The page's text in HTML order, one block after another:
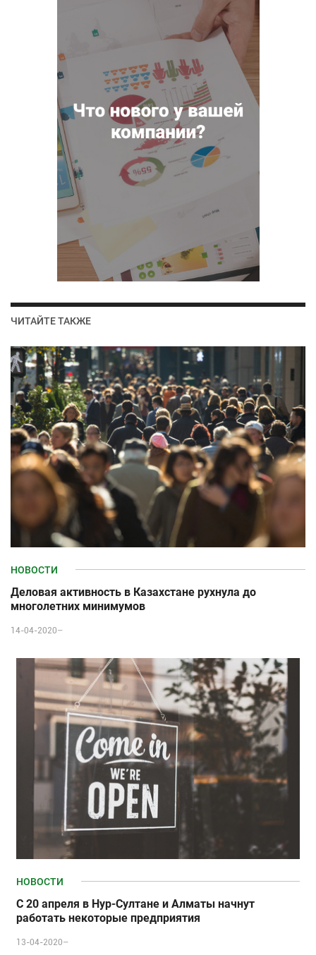
ЧИТАЙТЕ ТАКЖЕ
НОВОСТИ
Деловая активность в Казахстане рухнула до
многолетних минимумов
14-04-2020–
НОВОСТИ
С 20 апреля в Нур-Султане и Алматы начнут
работать некоторые предприятия
13-04-2020–